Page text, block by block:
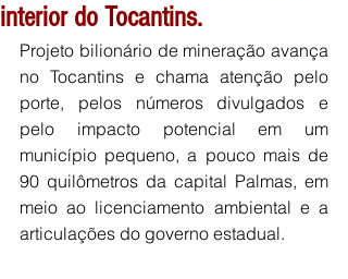
interior do Tocantins.
Projeto bilionário de mineração avança
no Tocantins e chama atenção pelo
porte, pelos números divulgados e
pelo impacto potencial em um
município pequeno, a pouco mais de
90 quilômetros da capital Palmas, em
meio ao licenciamento ambiental e a
articulações do governo estadual.